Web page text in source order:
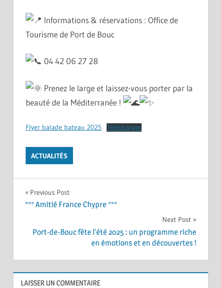
Informations & réservations : Office de
Tourisme de Port de Bouc
04 42 06 27 28
Prenez le large et laissez-vous porter par la
beauté de la Méditerranée !
Flyer balade bateau 2025 Télécharger
ACTUALITÉS
Navigation
l’article
Previous Post
*** Amitié France Chypre ***
Next Post
Port-de-Bouc fête l’été 2025 : un programme riche
en émotions et en découvertes !
LAISSER UN COMMENTAIRE